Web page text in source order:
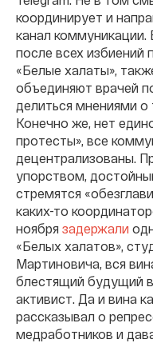
координирует и
канал
после всех избиений
«Белые халаты»,
объединяют врачей
делиться мнениями
Конечно же, нет
протесты», все
децентрализованы.
упорством,
стремятся
каких-то
ноября задержали
«Белых халатов»,
Мартиновича, вся
блестящий будущий
активист. Да и вина
рассказывал о
медработников и